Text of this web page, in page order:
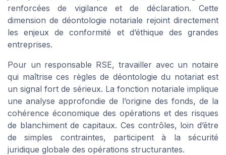
renforcées de vigilance et de déclaration. Cette
dimension de déontologie notariale rejoint directement
les enjeux de conformité et d’éthique des grandes
entreprises.
Pour un responsable RSE, travailler avec un notaire
qui maîtrise ces règles de déontologie du notariat est
un signal fort de sérieux. La fonction notariale implique
une analyse approfondie de l’origine des fonds, de la
cohérence économique des opérations et des risques
de blanchiment de capitaux. Ces contrôles, loin d’être
de simples contraintes, participent à la sécurité
juridique globale des opérations structurantes.